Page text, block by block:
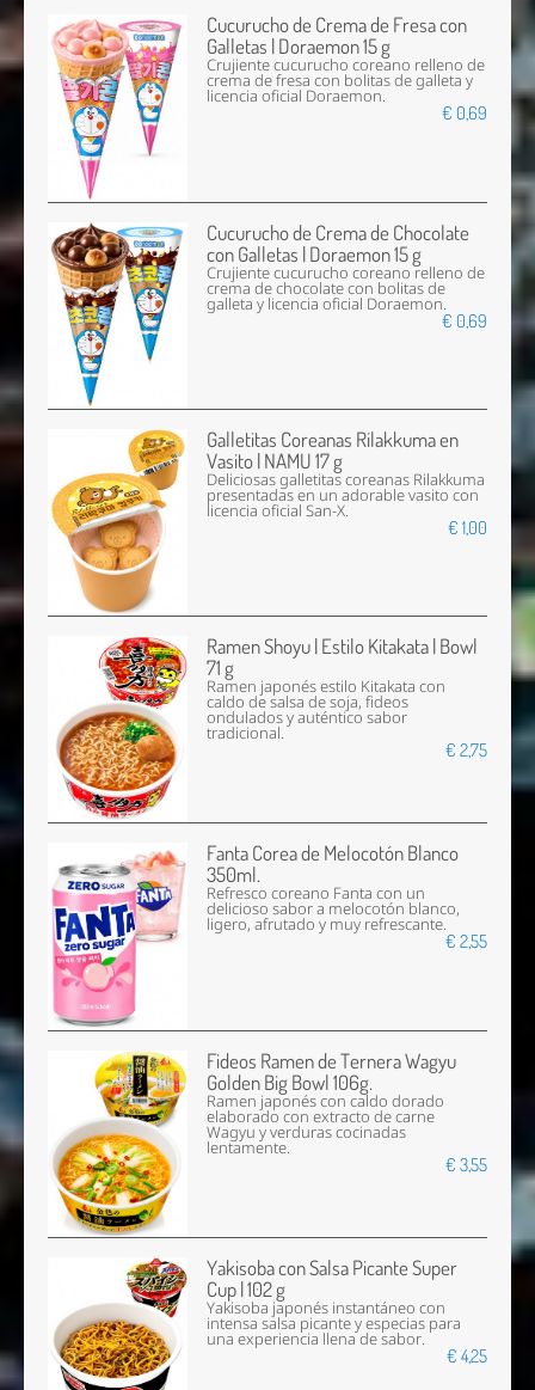
Cucurucho de Crema de Fresa con
Galletas | Doraemon 15 g
Crujiente cucurucho coreano relleno de
crema de fresa con bolitas de galleta y
licencia oficial Doraemon.
€ 0,69
Cucurucho de Crema de Chocolate
con Galletas | Doraemon 15 g
Crujiente cucurucho coreano relleno de
crema de chocolate con bolitas de
galleta y licencia oficial Doraemon.
€ 0,69
Galletitas Coreanas Rilakkuma en
Vasito | NAMU 17 g
Deliciosas galletitas coreanas Rilakkuma
presentadas en un adorable vasito con
licencia oficial San-X.
€ 1,00
Ramen Shoyu | Estilo Kitakata | Bowl
71 g
Ramen japonés estilo Kitakata con
caldo de salsa de soja, fideos
ondulados y auténtico sabor
tradicional.
€ 2,75
Fanta Corea de Melocotón Blanco
350ml.
Refresco coreano Fanta con un
delicioso sabor a melocotón blanco,
ligero, afrutado y muy refrescante.
€ 2,55
Fideos Ramen de Ternera Wagyu
Golden Big Bowl 106g.
Ramen japonés con caldo dorado
elaborado con extracto de carne
Wagyu y verduras cocinadas
lentamente.
€ 3,55
Yakisoba con Salsa Picante Super
Cup | 102 g
Yakisoba japonés instantáneo con
intensa salsa picante y especias para
una experiencia llena de sabor.
€ 4,25